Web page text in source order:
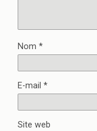
Nom *
E-mail *
Site web